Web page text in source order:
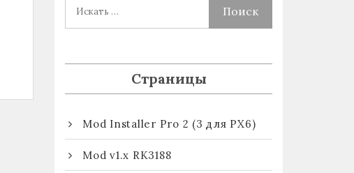
Страницы
Mod Installer Pro 2 (3 для PX6)
Mod v1.x RK3188